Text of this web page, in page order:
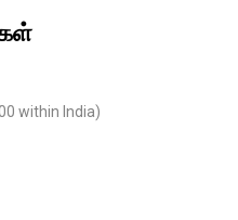
within India)